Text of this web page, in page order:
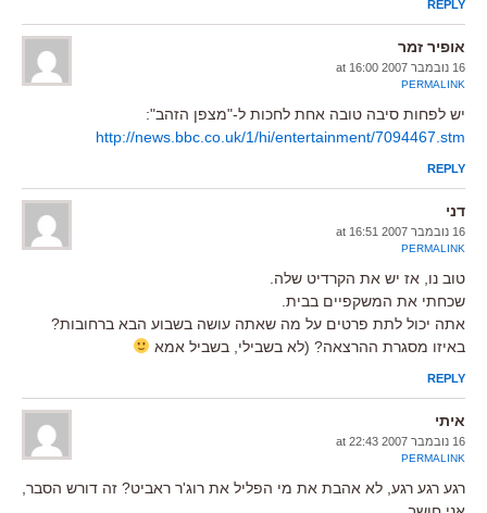
REPLY
אופיר זמר
16 נובמבר 2007 at 16:00
PERMALINK
יש לפחות סיבה טובה אחת לחכות ל-"מצפן הזהב":
http://news.bbc.co.uk/1/hi/entertainment/7094467.stm
REPLY
דני
16 נובמבר 2007 at 16:51
PERMALINK
טוב נו, אז יש את הקרדיט שלה.
שכחתי את המשקפיים בבית.
אתה יכול לתת פרטים על מה שאתה עושה בשבוע הבא ברחובות?
באיזו מסגרת ההרצאה? (לא בשבילי, בשביל אמא
REPLY
איתי
16 נובמבר 2007 at 22:43
PERMALINK
רגע רגע רגע, לא אהבת את מי הפליל את רוג'ר ראביט? זה דורש הסבר,